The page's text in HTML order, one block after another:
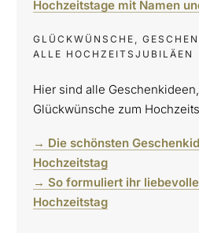
Hochzeitstage mit Namen
GLÜCKWÜNSCHE,
ALLE HOCHZEITSJUBILÄEN
Hier sind alle
Glückwünsche zum
→ Die schönsten
Hochzeitstag
→ So formuliert ihr
Hochzeitstag